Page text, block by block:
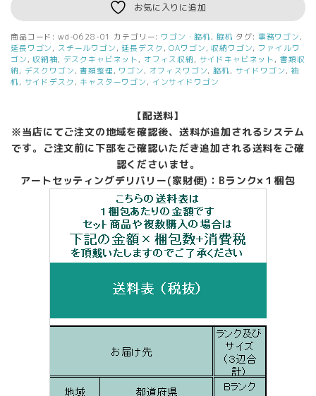
お気に入りに追加
商品コード: wd-0628-01 カテゴリー: ワゴン・脇机 , 脇机 タグ: 事務ワゴン ,
延長ワゴン , スチールワゴン , 延長デスク ,OAワゴン ,収納ワゴン, ファイルワ
ゴン ,収納袖, デスクキャビネット , オフィス収納 , サイドキャビネット , 書類収
納 , デスクワゴン ,書類整理 , ワゴン , オフィスワゴン, 脇机 , サイドワゴン ,袖
机 , サイドデスク , キャスターワゴン , インサイドワゴン
【配送料】
※当店にてご注文の地域を確認後、送料が追加されるシステム
です。ご注文前に下部をご確認いただき追加される送料をご確
認くださいませ。
アートセッティングデリバリー(家財便)：Bランク×１梱包